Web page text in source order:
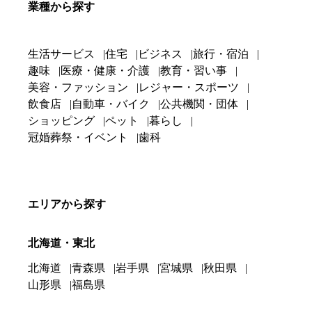
業種から探す
生活サービス 住宅 ビジネス
旅行・宿泊
趣味
医療・健康・介護
教育・習い事
美容・ファッション
レジャー・スポーツ
飲食店
自動車・バイク
公共機関・団体
ショッピング
ペット
暮らし
冠婚葬祭・イベント
歯科
エリアから探す
北海道・東北
北海道 青森県 岩手県 宮城県
秋田県
山形県
福島県